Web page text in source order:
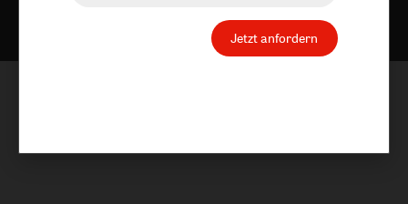
Jetzt anfordern